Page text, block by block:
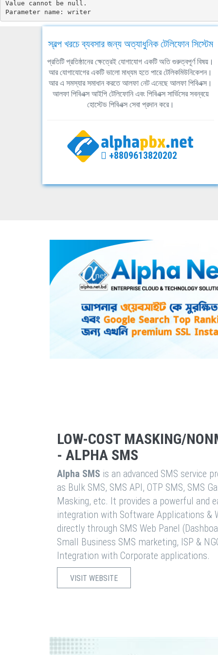
Value cannot be null.
Parameter name: writer
স্বল্প খরচে ব্যবসার জন্য অত্যাধুনিক টেলিফোন সিস্টেম
প্রতিটি প্রতিষ্ঠানের ক্ষেত্রেই যোগাযোগ একটি অতি গুরুত্বপূর্ণ বিষয়।
আর যোগাযোগের একটি ভালো মাধ্যম হতে পারে টেলিকমিউনিকেশন।
আর এ সমস্যার সমাধান করতে আলফা নেট এনেছে আলফা পিবিএক্স।
আলফা পিবিএক্স আইপি টেলিফোনি এবং পিবিএক্স সার্ভিসের সবন্বয়ে
হোস্টেড পিবিএক্স সেবা প্রদান করে।
+8809613820202
LOW-COST MASKING/
- ALPHA SMS
Alpha SMS is an advanced SMS service
as Bulk SMS, SMS API, OTP SMS, SMS
Masking, etc. It provides a powerful and
integration with Software Applications &
directly through SMS Web Panel
Small Business SMS marketing, ISP &
Integration with Corporate applications.
VISIT WEBSITE